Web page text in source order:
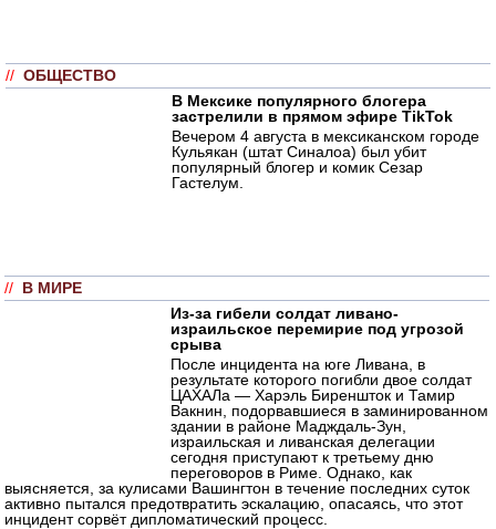
// ОБЩЕСТВО
В Мексике популярного блогера
застрелили в прямом эфире TikTok
Вечером 4 августа в мексиканском городе
Кульякан (штат Синалоа) был убит
популярный блогер и комик Сезар
Гастелум.
// В МИРЕ
Из-за гибели солдат ливано-
израильское перемирие под угрозой
срыва
После инцидента на юге Ливана, в
результате которого погибли двое солдат
ЦАХАЛа — Харэль Биреншток и Тамир
Вакнин, подорвавшиеся в заминированном
здании в районе Мадждаль-Зун,
израильская и ливанская делегации
сегодня приступают к третьему дню
переговоров в Риме. Однако, как
выясняется, за кулисами Вашингтон в течение последних суток
активно пытался предотвратить эскалацию, опасаясь, что этот
инцидент сорвёт дипломатический процесс.